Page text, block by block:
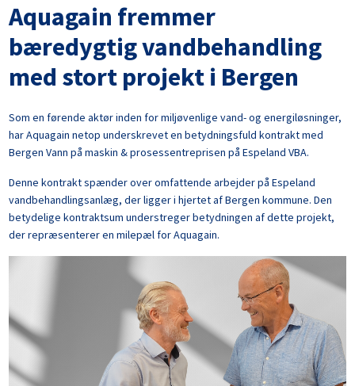
Aquagain fremmer
bæredygtig vandbehandling
med stort projekt i Bergen
Som en førende aktør inden for miljøvenlige vand- og energiløsninger,
har Aquagain netop underskrevet en betydningsfuld kontrakt med
Bergen Vann på maskin & prosessentreprisen på Espeland VBA.
Denne kontrakt spænder over omfattende arbejder på Espeland
vandbehandlingsanlæg, der ligger i hjertet af Bergen kommune. Den
betydelige kontraktsum understreger betydningen af dette projekt,
der repræsenterer en milepæl for Aquagain.